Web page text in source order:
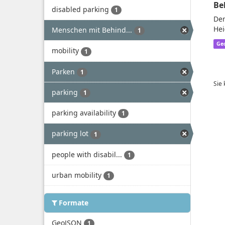
disabled parking 1
Menschen mit Behind... 1
mobility 1
Parken 1
parking 1
parking availability 1
parking lot 1
people with disabil... 1
urban mobility 1
Formate
GeoJSON
Sie